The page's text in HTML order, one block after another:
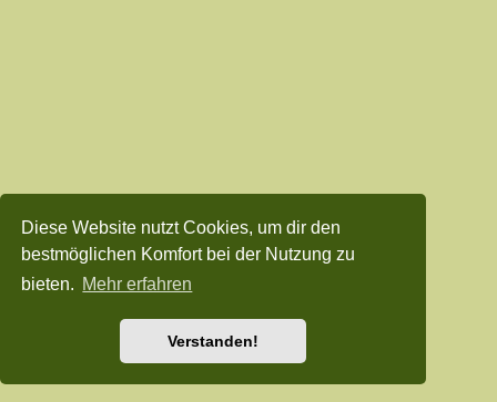
Diese Website nutzt Cookies, um dir den
bestmöglichen Komfort bei der Nutzung zu
bieten. Mehr erfahren
Verstanden!